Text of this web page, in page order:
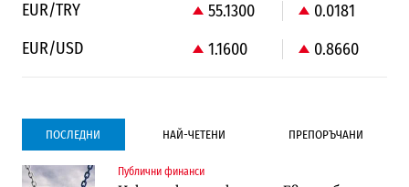
EUR/TRY 55.1300
0.0181
EUR/USD
1.1600 0.8660
ПОСЛЕДНИ НАЙ-ЧЕТЕНИ ПРЕПОРЪЧАНИ
Публични финанси
Градоустройство
Компании